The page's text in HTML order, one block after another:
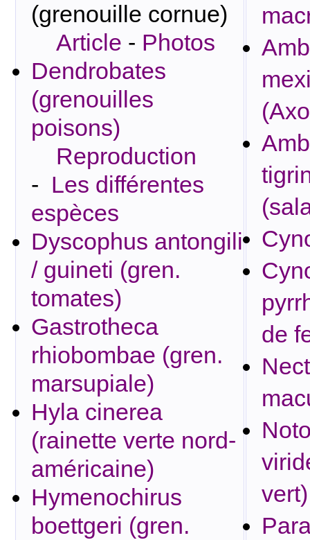
(grenouille cornue)
Article - Photos
Dendrobates
(grenouilles
poisons)
Reproduction
- Les différentes
espèces
Dyscophus antongili
/ guineti (gren.
tomates)
Gastrotheca
rhiobombae (gren.
marsupiale)
Hyla cinerea
(rainette verte nord-
américaine)
Hymenochirus
boettgeri (gren.
de
vert)